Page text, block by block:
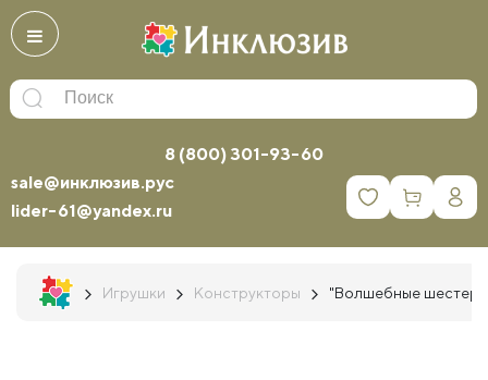
8 (800) 301-93-60
sale@инклюзив.рус
lider-61@yandex.ru
0
Игрушки Конструкторы "Волшебные